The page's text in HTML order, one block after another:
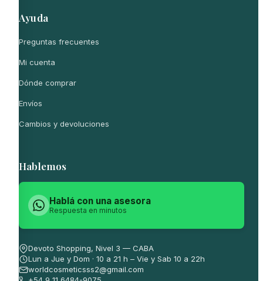
Ayuda
Preguntas frecuentes
Mi cuenta
Dónde comprar
Envíos
Cambios y devoluciones
Hablemos
Hablá con una asesora
Respuesta en minutos
Devoto Shopping, Nivel 3 — CABA
Lun a Jue y Dom · 10 a 21 h – Vie y Sab 10 a 22h
worldcosmeticsss2@gmail.com